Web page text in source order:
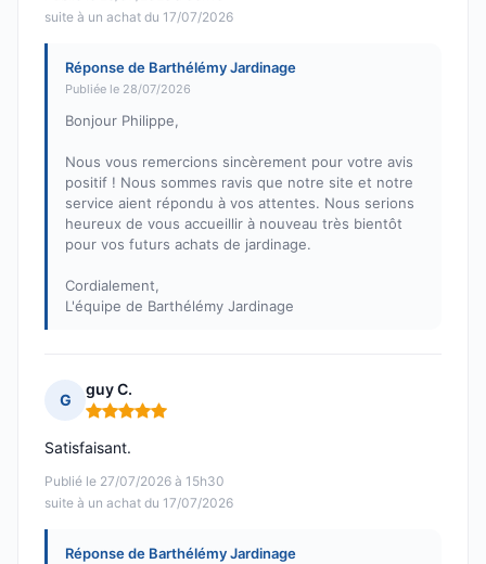
suite à un achat du 17/07/2026
Réponse de Barthélémy Jardinage
Publiée le 28/07/2026
Bonjour Philippe,
Nous vous remercions sincèrement pour votre avis
positif ! Nous sommes ravis que notre site et notre
service aient répondu à vos attentes. Nous serions
heureux de vous accueillir à nouveau très bientôt
pour vos futurs achats de jardinage.
Cordialement,
L'équipe de Barthélémy Jardinage
G
guy C.
Note : 5 sur 5
Publié le 27/07/2026 à 15h30
suite à un achat du 17/07/2026
Satisfaisant.
Réponse de Barthélémy Jardinage